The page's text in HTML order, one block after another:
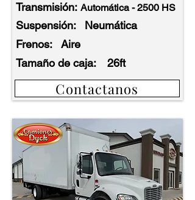
Transmisión: Automática - 2500 HS
Suspensión:
Neumática
Frenos:
Aire
Tamaño de caja:
26ft
Contactanos